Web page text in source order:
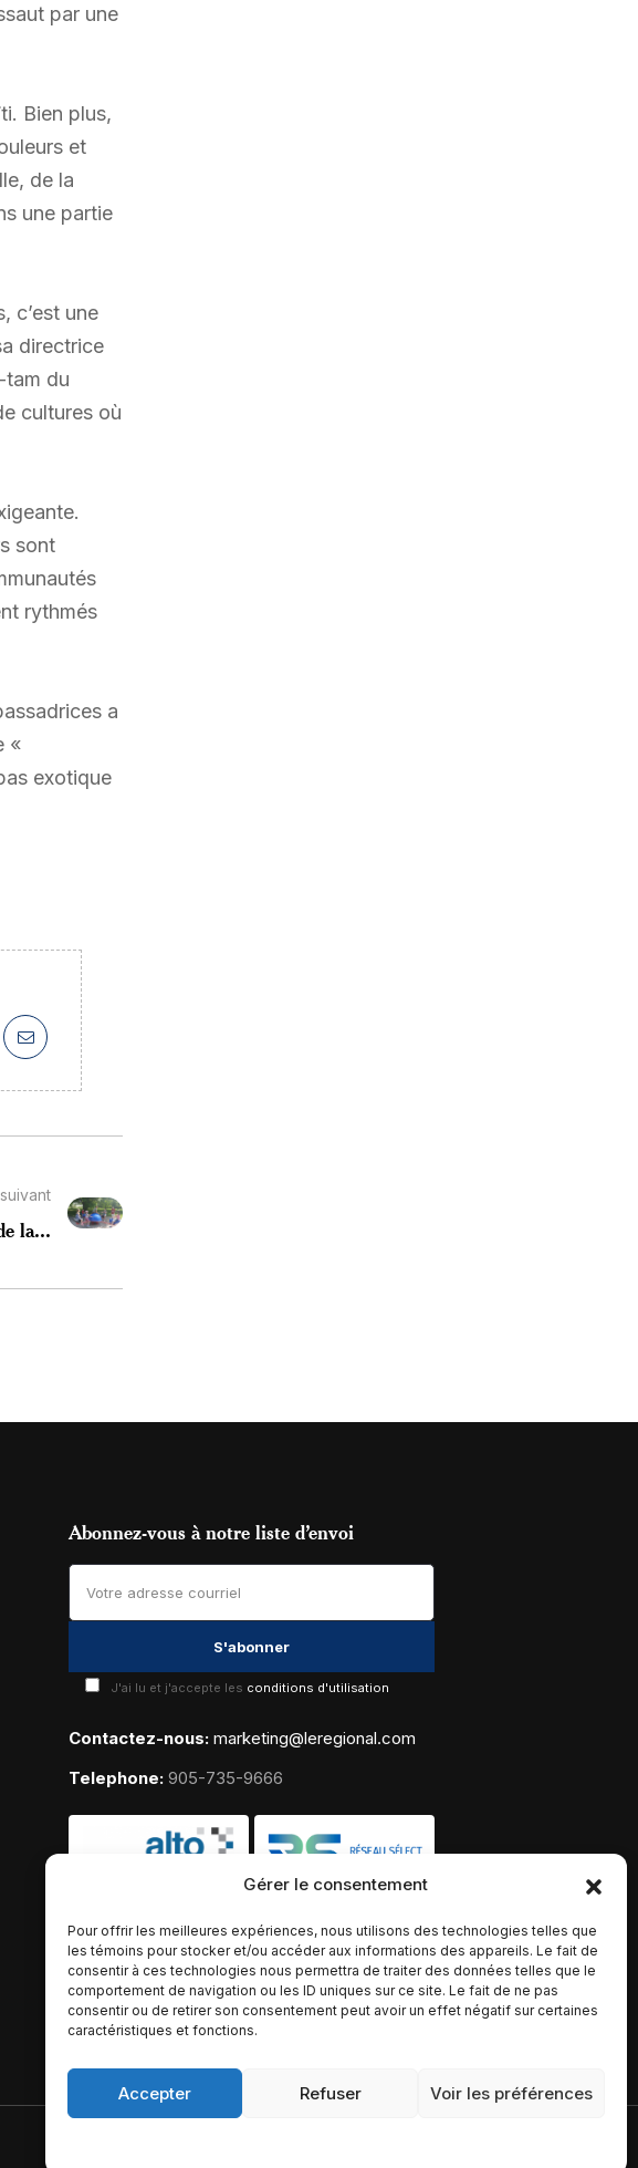
Gérer le consentement
Pour offrir les meilleures expériences, nous utilisons des technologies telles que
les témoins pour stocker et/ou accéder aux informations des appareils. Le fait de
consentir à ces technologies nous permettra de traiter des données telles que le
comportement de navigation ou les ID uniques sur ce site. Le fait de ne pas
consentir ou de retirer son consentement peut avoir un effet négatif sur certaines
caractéristiques et fonctions.
Accepter Refuser Voir les préférences
par une
Bien plus,
et
de la
une partie
c’est une
directrice
tam du
cultures où
sont
rythmés
a
«
exotique
la...
Abonnez-vous à notre liste d’envoi
J'ai lu et j'accepte les conditions d'utilisation
Contactez-nous: marketing@leregional.com
Telephone: 905-735-9666